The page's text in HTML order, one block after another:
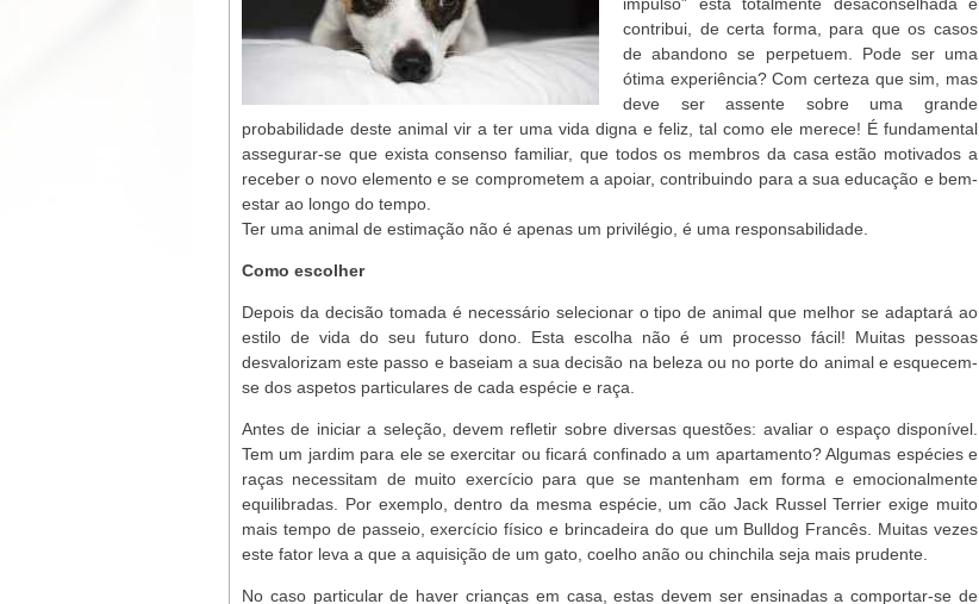
contribui, de certa forma, para que os casos
de abandono se perpetuem. Pode ser uma
ótima experiência? Com certeza que sim, mas
deve ser assente sobre uma grande
probabilidade deste animal vir a ter uma vida digna e feliz, tal como ele merece! É fundamental
assegurar-se que exista consenso familiar, que todos os membros da casa estão motivados a
receber o novo elemento e se comprometem a apoiar, contribuindo para a sua educação e bem-
estar ao longo do tempo.
Ter uma animal de estimação não é apenas um privilégio, é uma responsabilidade.
Como escolher
Depois da decisão tomada é necessário selecionar o tipo de animal que melhor se adaptará ao
estilo de vida do seu futuro dono. Esta escolha não é um processo fácil! Muitas pessoas
desvalorizam este passo e baseiam a sua decisão na beleza ou no porte do animal e esquecem-
se dos aspetos particulares de cada espécie e raça.
Antes de iniciar a seleção, devem refletir sobre diversas questões: avaliar o espaço disponível.
Tem um jardim para ele se exercitar ou ficará confinado a um apartamento? Algumas espécies e
raças necessitam de muito exercício para que se mantenham em forma e emocionalmente
equilibradas. Por exemplo, dentro da mesma espécie, um cão Jack Russel Terrier exige muito
mais tempo de passeio, exercício físico e brincadeira do que um Bulldog Francês. Muitas vezes
este fator leva a que a aquisição de um gato, coelho anão ou chinchila seja mais prudente.
No caso particular de haver crianças em casa, estas devem ser ensinadas a comportar-se de